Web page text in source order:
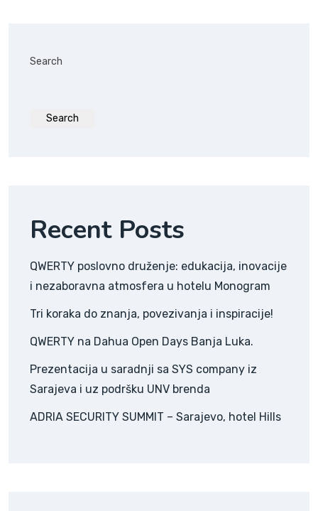
Search
Search
Recent Posts
QWERTY poslovno druženje: edukacija, inovacije
i nezaboravna atmosfera u hotelu Monogram
Tri koraka do znanja, povezivanja i inspiracije!
QWERTY na Dahua Open Days Banja Luka.
Prezentacija u saradnji sa SYS company iz
Sarajeva i uz podršku UNV brenda
ADRIA SECURITY SUMMIT – Sarajevo, hotel Hills